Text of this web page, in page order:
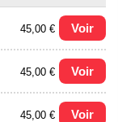
45,00 € Voir
45,00 € Voir
45,00 € Voir